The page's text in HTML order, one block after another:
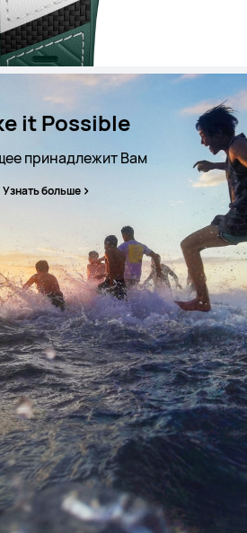
it Possible
принадлежит Вам
Узнать больше